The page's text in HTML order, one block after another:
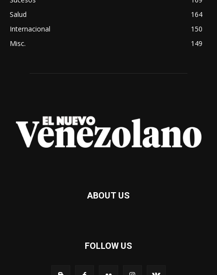
Salud
164
Internacional
150
Misc.
149
ABOUT US
FOLLOW US